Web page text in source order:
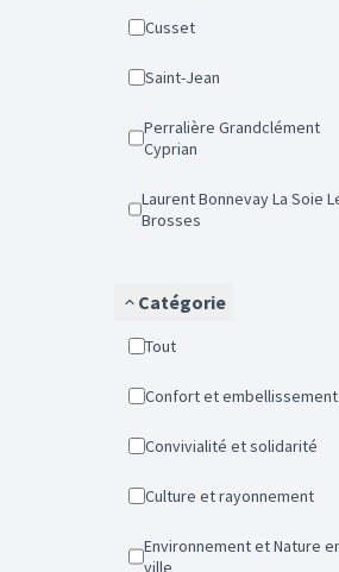
Cusset
Saint-Jean
Perralière Grandclément
Cyprian
Laurent Bonnevay La Soie Les
Brosses
Catégorie
Tout
Confort et embellissement
Convivialité et solidarité
Culture et rayonnement
Environnement et Nature en
ville